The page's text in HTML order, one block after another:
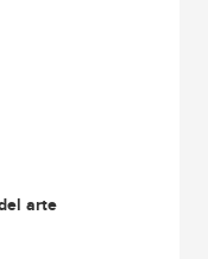
arte